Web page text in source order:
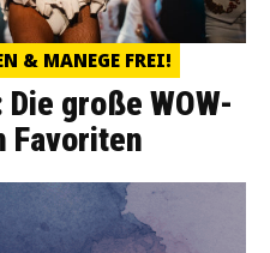
& MANEGE FREI!
große WOW-
Favoriten